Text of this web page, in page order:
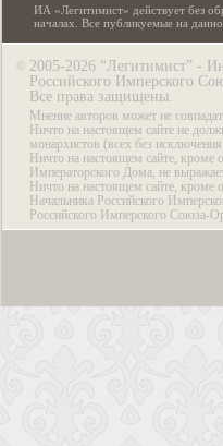
ИА «Легитимист» действует без
началах. Все публикуемые на
© 2005-2026 “Легитимист” -
Российского Имперского
Все права защищены.
Мнение авторов может не
Ничто на настоящем сайте не
монархистов (всех без
Ничто на настоящем сайте, кроме
Императорского Дома, не
Ничто на настоящем сайте, кроме
Начальника Российского
Российского Имперского Союза-